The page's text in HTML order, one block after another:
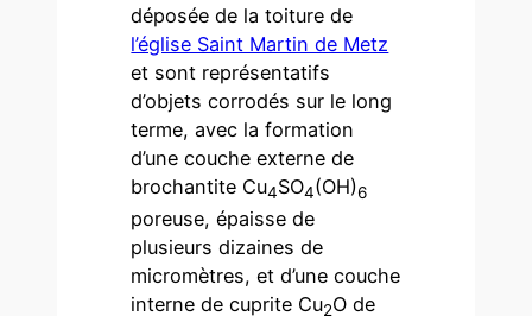
déposée de la toiture de
l’église Saint Martin de Metz
et sont représentatifs
d’objets corrodés sur le long
terme, avec la formation
d’une couche externe de
brochantite Cu4SO4(OH)6
poreuse, épaisse de
plusieurs dizaines de
micromètres, et d’une couche
interne de cuprite Cu2O de